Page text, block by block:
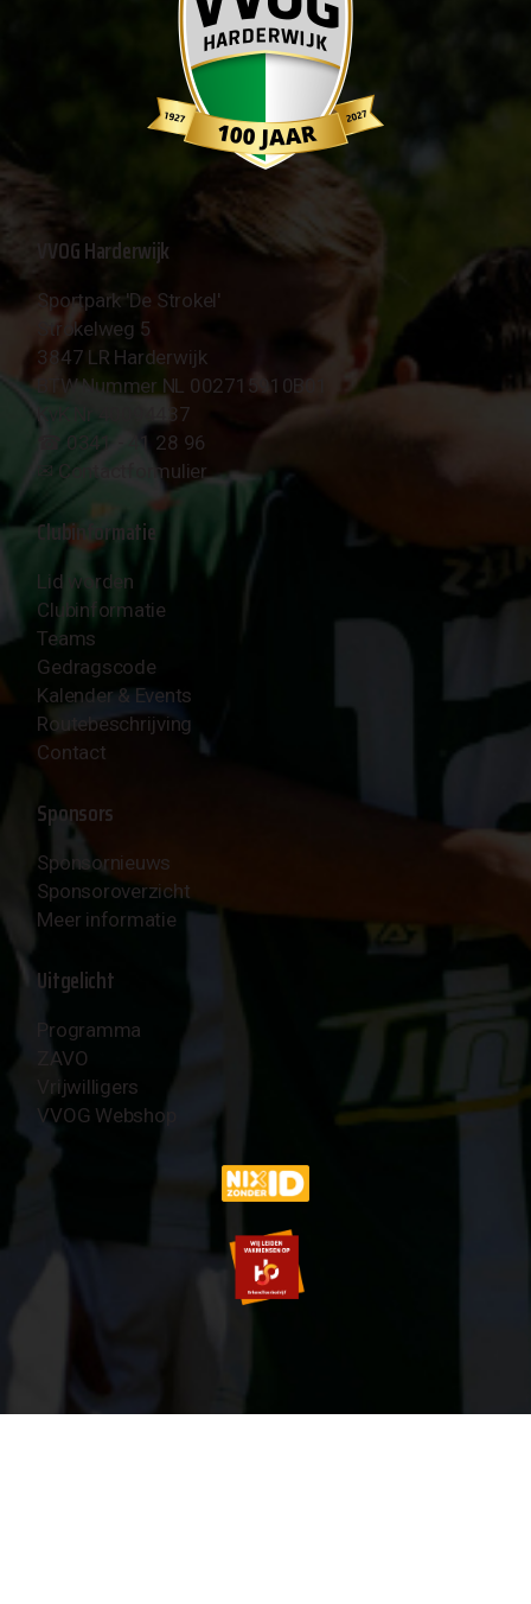
VVOG Harderwijk
Sportpark 'De Strokel'
Strokelweg 5
3847 LR Harderwijk
BTW Nummer NL 002715910B01
KvK Nr 40094437
☎︎ 0341 - 41 28 96
✉︎ Contactformulier
Clubinformatie
Lid worden
Clubinformatie
Teams
Gedragscode
Kalender & Events
Routebeschrijving
Contact
Sponsors
Sponsornieuws
Sponsoroverzicht
Meer informatie
Uitgelicht
Programma
ZAVO
Vrijwilligers
VVOG Webshop